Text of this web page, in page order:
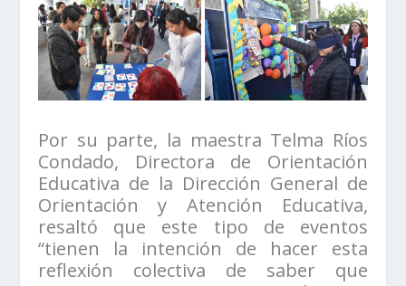
Por su parte, la maestra Telma Ríos
Condado, Directora de Orientación
Educativa de la Dirección General de
Orientación y Atención Educativa,
resaltó que este tipo de eventos
“tienen la intención de hacer esta
reflexión colectiva de saber que